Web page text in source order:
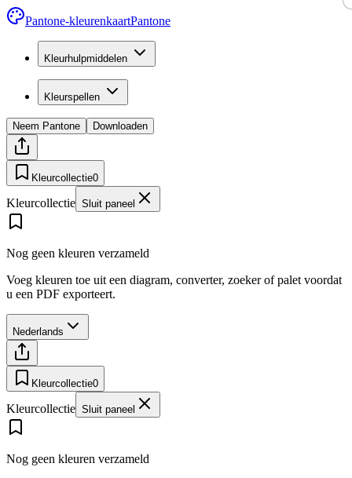
Pantone-kleurenkaartPantone
Kleurhulpmiddelen
Kleurspellen
Neem Pantone Downloaden
Kleurcollectie0
Kleurcollectie Sluit paneel
Nog geen kleuren verzameld
Voeg kleuren toe uit een diagram, converter, zoeker of palet voordat
u een PDF exporteert.
Nederlands
Kleurcollectie0
Kleurcollectie Sluit paneel
Nog geen kleuren verzameld